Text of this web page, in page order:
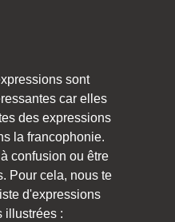
sont
car elles
des expressions
la francophonie.
confusion ou être
Pour cela, nous te
d'expressions
illustrées :